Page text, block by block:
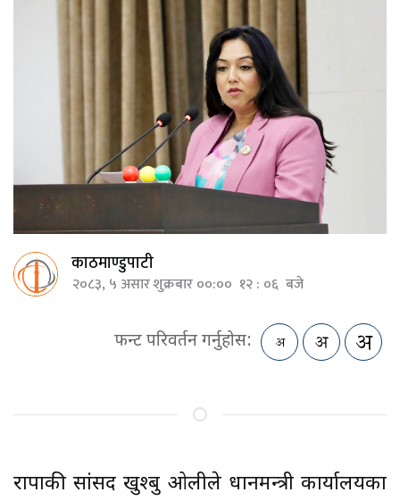
काठमाण्डुपाटी
२०८३, ५ असार शुक्रबार ००:०० १२ : ०६ बजे
फन्ट परिवर्तन गर्नुहोस:
राप्रपाकी सांसद खुश्बु ओलीले प्रधानमन्त्री कार्यालयका